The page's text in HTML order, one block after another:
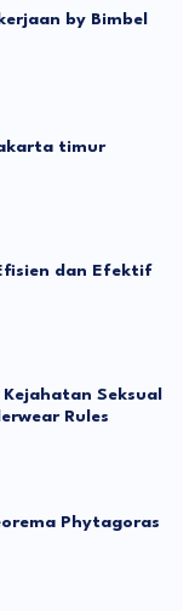
by Bimbel
timur
dan Efektif
Seksual
Rules
Phytagoras